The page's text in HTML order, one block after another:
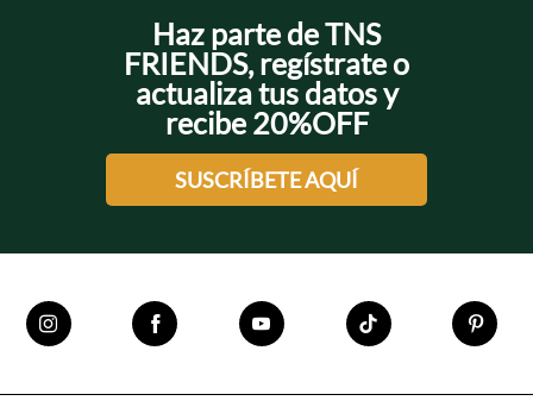
Haz parte de TNS
FRIENDS, regístrate o
actualiza tus datos y
recibe 20%OFF
SUSCRÍBETE AQUÍ